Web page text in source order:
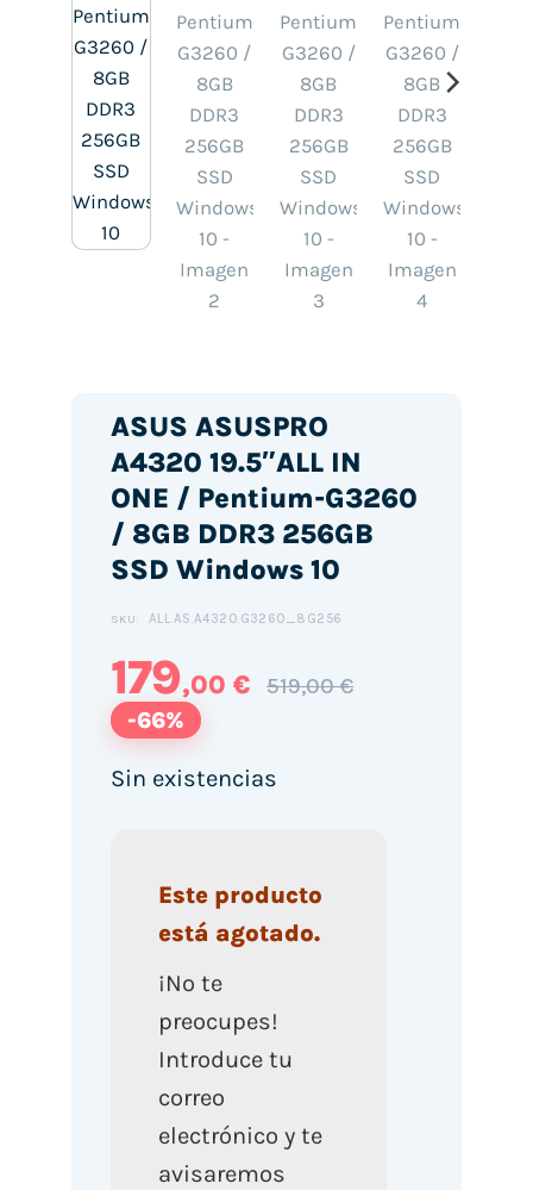
ASUS ASUSPRO
A4320 19.5″ALL IN
ONE / Pentium-G3260
/ 8GB DDR3 256GB
SSD Windows 10
SKU: ALL.AS.A4320.G3260_8G256
179,00 € 519,00 €
-66%
Sin existencias
Este producto
está agotado.
¡No te
preocupes!
Introduce tu
correo
electrónico y te
avisaremos